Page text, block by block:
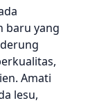
baru yang
Amati
lesu,